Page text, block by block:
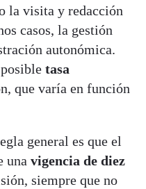
la visita y redacción
casos, la gestión
autonómica.
tasa
que varía en función
general es que el
una vigencia de diez
siempre que no